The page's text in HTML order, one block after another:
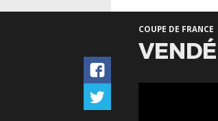
COUPE DE FRANCE